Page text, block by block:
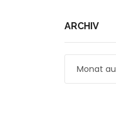
ARCHIV